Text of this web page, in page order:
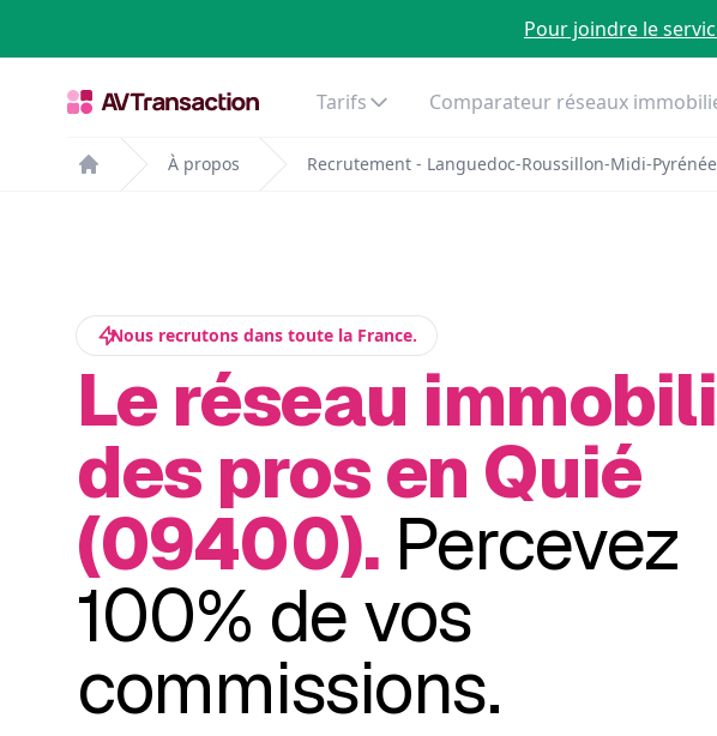
Pour joindre le
Tarifs Comparateur réseaux
Home
À propos Recrutement - Languedoc-Roussillon-Midi-
Nous recrutons dans toute la France.
Le réseau
des pros en Quié
(09400). Percevez
100% de vos
commissions.